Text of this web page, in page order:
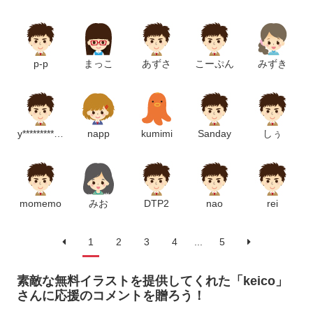
p-p まっこ あずさ こーぷん みずき
y***************p napp kumimi Sanday しぅ
momemo みお DTP2 nao rei
1 2 3 4 5
素敵な無料イラストを提供してくれた「keico」
さんに応援のコメントを贈ろう！